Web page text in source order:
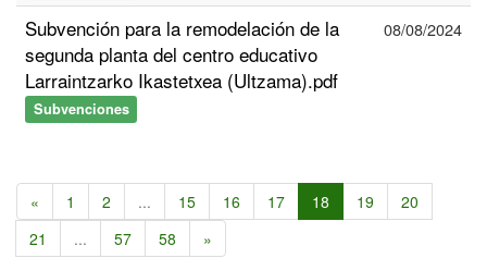
Subvención para la remodelación de la
segunda planta del centro educativo
Larraintzarko Ikastetxea (Ultzama).pdf
Subvenciones
08/08/2024
« 1 2 ... 15 16 17 18 19
20
21
... 57 58 »